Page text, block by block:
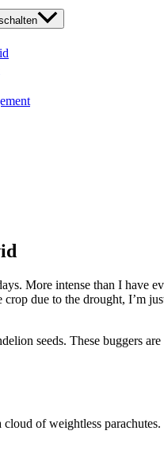
More intense than I have
crop due to the drought, I’m
seeds. These buggers
of weightless parachutes.